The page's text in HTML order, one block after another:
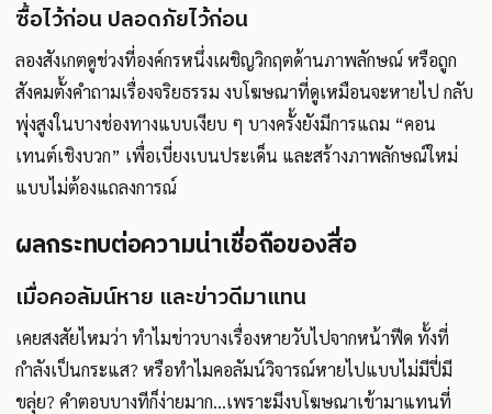
ซื้อไว้ก่อน ปลอดภัยไว้ก่อน
ลองสังเกตดูช่วงที่องค์กรหนึ่งเผชิญวิกฤตด้านภาพลักษณ์ หรือถูก
สังคมตั้งคำถามเรื่องจริยธรรม งบโฆษณาที่ดูเหมือนจะหายไป กลับ
พุ่งสูงในบางช่องทางแบบเงียบ ๆ บางครั้งยังมีการแถม “คอน
เทนต์เชิงบวก” เพื่อเบี่ยงเบนประเด็น และสร้างภาพลักษณ์ใหม่
แบบไม่ต้องแถลงการณ์
ผลกระทบต่อความน่าเชื่อถือของสื่อ
เมื่อคอลัมน์หาย และข่าวดีมาแทน
เคยสงสัยไหมว่า ทำไมข่าวบางเรื่องหายวับไปจากหน้าฟีด ทั้งที่
กำลังเป็นกระแส? หรือทำไมคอลัมน์วิจารณ์หายไปแบบไม่มีปี่มี
ขลุ่ย? คำตอบบางทีก็ง่ายมาก...เพราะมีงบโฆษณาเข้ามาแทนที่